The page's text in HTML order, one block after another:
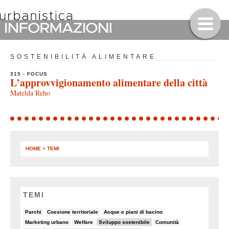
SOSTENIBILITÀ ALIMENTARE
315 - FOCUS
L’approvvigionamento alimentare della città
Matelda Reho
HOME > TEMI
TEMI
Parchi
6/90 Coesione territoriale
8/90 Acque e piani di bacino
5/90
Marketing urbano
5/90 Welfare
5/90 Sviluppo sostenibile
19/90 Comunità
7/90